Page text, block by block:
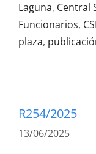
Laguna, Central
Funcionarios,
plaza,
R254/2025
13/06/2025